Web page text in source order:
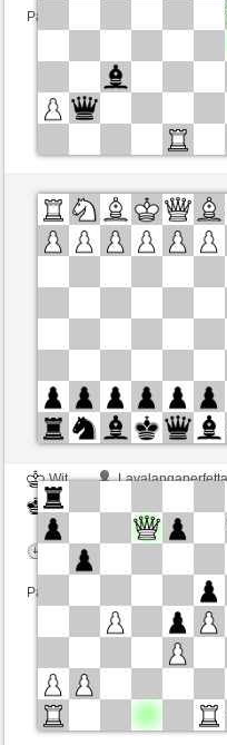
Partij telt mee voor de ranglijst
Zwart
Schecker960
Wit
immerwinner
Wit
Zwart
Speelduur: 5 minutes/side +
Partij telt mee voor de ranglijst